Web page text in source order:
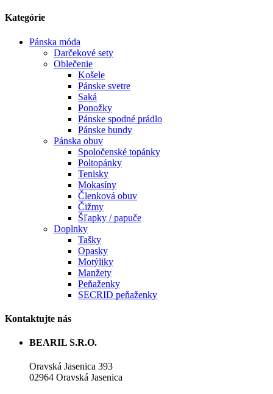
Kategórie
Pánska móda
Darčekové sety
Oblečenie
Košele
Pánske svetre
Saká
Ponožky
Pánske spodné prádlo
Pánske bundy
Pánska obuv
Spoločenské topánky
Poltopánky
Tenisky
Mokasíny
Členková obuv
Čižmy
Šľapky / papuče
Doplnky
Tašky
Opasky
Motýliky
Manžety
Peňaženky
SECRID peňaženky
Kontaktujte nás
BEARIL S.R.O.
Oravská Jasenica 393
02964 Oravská Jasenica